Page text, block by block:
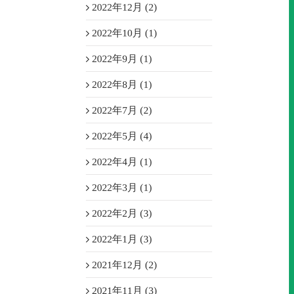
2022年12月 (2)
2022年10月 (1)
2022年9月 (1)
2022年8月 (1)
2022年7月 (2)
2022年5月 (4)
2022年4月 (1)
2022年3月 (1)
2022年2月 (3)
2022年1月 (3)
2021年12月 (2)
2021年11月 (3)